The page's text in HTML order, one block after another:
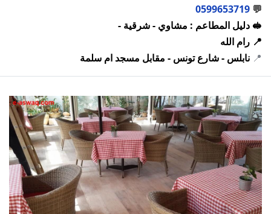
💬
0599653719
🥪 دليل المطاعم : مشاوي - شرقية -
📍 رام الله
📍 نابلس - شارع تونس - مقابل مسجد ام سلمة